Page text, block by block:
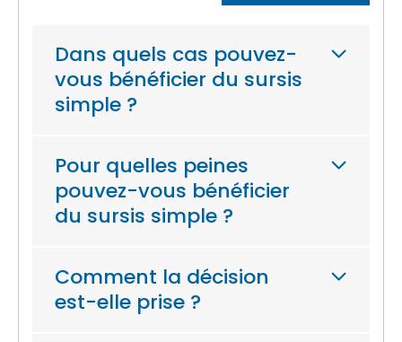
Dans quels cas pouvez-
vous bénéficier du sursis
simple ?
Pour quelles peines
pouvez-vous bénéficier
du sursis simple ?
Comment la décision
est-elle prise ?